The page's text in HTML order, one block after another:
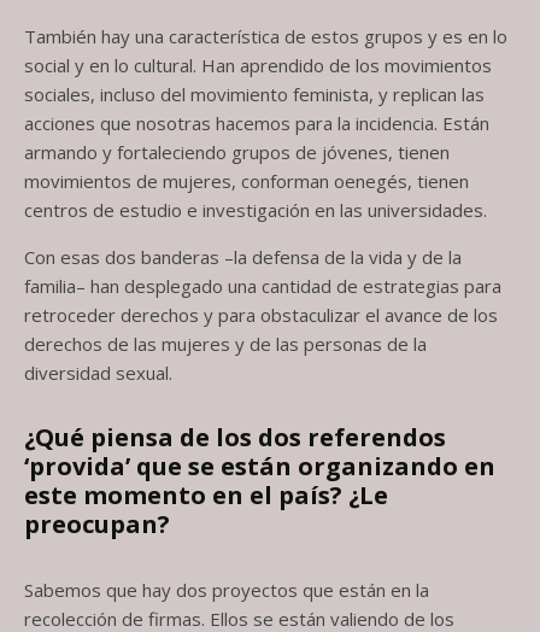
También hay una característica de estos grupos y es en lo
social y en lo cultural. Han aprendido de los movimientos
sociales, incluso del movimiento feminista, y replican las
acciones que nosotras hacemos para la incidencia. Están
armando y fortaleciendo grupos de jóvenes, tienen
movimientos de mujeres, conforman oenegés, tienen
centros de estudio e investigación en las universidades.
Con esas dos banderas –la defensa de la vida y de la
familia– han desplegado una cantidad de estrategias para
retroceder derechos y para obstaculizar el avance de los
derechos de las mujeres y de las personas de la
diversidad sexual.
¿Qué piensa de los dos referendos
‘provida’ que se están organizando en
este momento en el país? ¿Le
preocupan?
Sabemos que hay dos proyectos que están en la
recolección de firmas. Ellos se están valiendo de los